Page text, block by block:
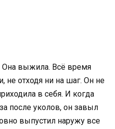
Она выжила. Всё время
не отходя ни на шаг. Он не
в себя. И когда
после уколов, он завыл
выпустил наружу все